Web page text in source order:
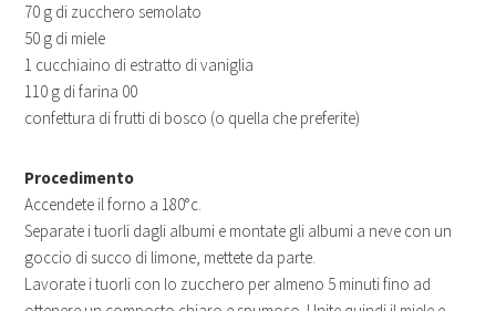
70 g di zucchero semolato
50 g di miele
1 cucchiaino di estratto di vaniglia
110 g di farina 00
confettura di frutti di bosco (o quella che preferite)
Procedimento
Accendete il forno a 180°c.
Separate i tuorli dagli albumi e montate gli albumi a neve con un
goccio di succo di limone, mettete da parte.
Lavorate i tuorli con lo zucchero per almeno 5 minuti fino ad